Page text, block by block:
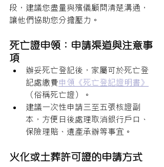
段，建議您盡量與殯儀顧問清楚溝通，
讓他們協助您分擔壓力。
死亡證申領：申請渠道與注意事
項
辦妥死亡登記後，家屬可於死亡登
記處繳費 申領《死亡登記證明書》
（俗稱死亡證）。
建議一次性申請三至五張核證副
本，方便日後處理取消銀行戶口、
保險理賠、遺產承辦等事宜。
火化或土葬許可證的申請方式